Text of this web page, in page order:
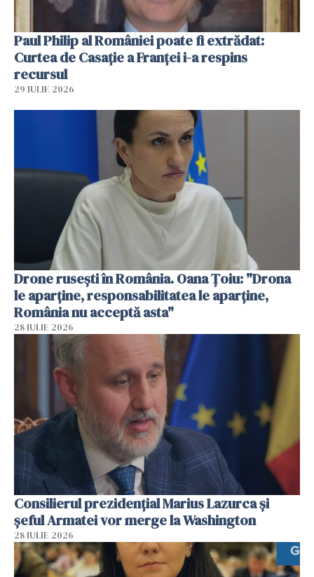
Paul Philip al României poate fi extrădat:
Curtea de Casaţie a Franţei i-a respins
recursul
29 IULIE 2026
Drone rusești în România. Oana Ţoiu: "Drona
le aparţine, responsabilitatea le aparţine,
România nu acceptă asta"
28 IULIE 2026
Consilierul prezidenţial Marius Lazurca și
șeful Armatei vor merge la Washington
28 IULIE 2026